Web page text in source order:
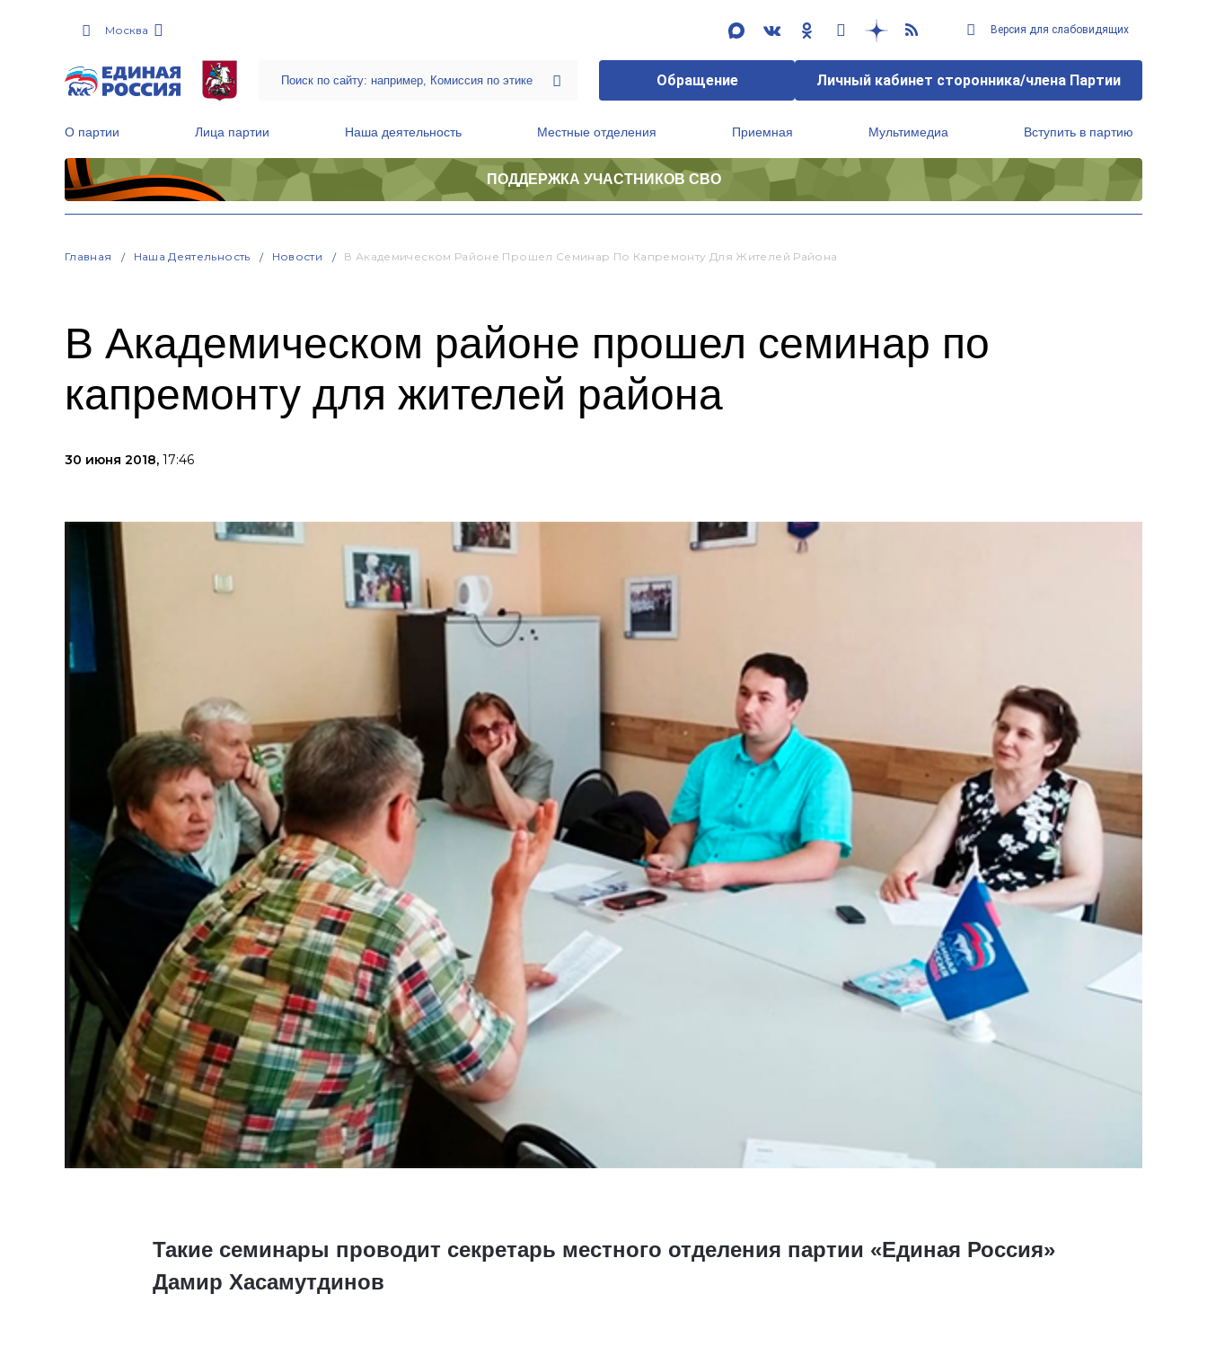
Москва Версия для слабовидящих
Обращение Личный кабинет сторонника/члена Партии
О партии Лица партии Наша деятельность Местные отделения Приемная Мультимедиа Вступить в партию
ПОДДЕРЖКА УЧАСТНИКОВ СВО
Главная Наша Деятельность Новости В Академическом Районе Прошел Семинар По Капремонту Для Жителей Района
В Академическом районе прошел семинар по
капремонту для жителей района
30 июня 2018, 17:46
Такие семинары проводит секретарь местного отделения партии «Единая Россия»
Дамир Хасамутдинов